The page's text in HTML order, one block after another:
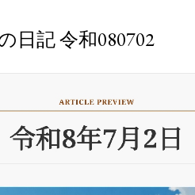
日記 令和080702